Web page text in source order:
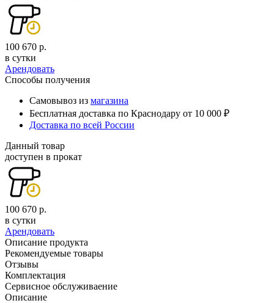
100 670 р.
в сутки
Арендовать
Способы получения
Самовывоз из магазина
Бесплатная доставка по Краснодару от 10 000 ₽
Доставка по всей России
Данный товар
доступен в прокат
100 670 р.
в сутки
Арендовать
Описание продукта
Рекомендуемые товары
Отзывы
Комплектация
Сервисное обслуживаение
Описание